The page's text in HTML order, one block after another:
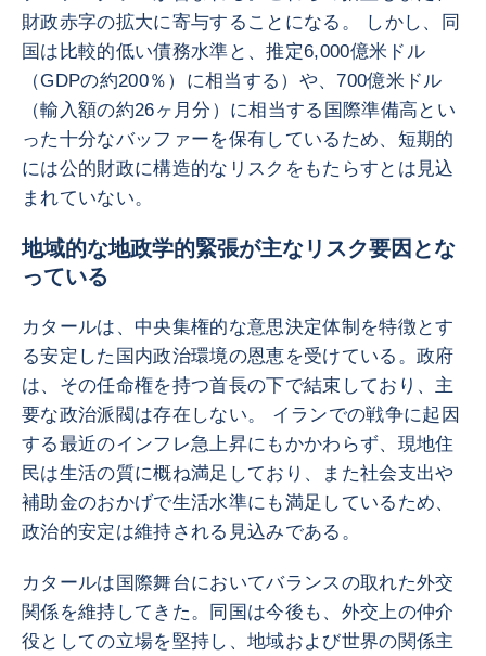
財政赤字の拡大に寄与することになる。 しかし、同
国は比較的低い債務水準と、推定6,000億米ドル
（GDPの約200％）に相当する）や、700億米ドル
（輸入額の約26ヶ月分）に相当する国際準備高とい
った十分なバッファーを保有しているため、短期的
には公的財政に構造的なリスクをもたらすとは見込
まれていない。
地域的な地政学的緊張が主なリスク要因とな
っている
カタールは、中央集権的な意思決定体制を特徴とす
る安定した国内政治環境の恩恵を受けている。政府
は、その任命権を持つ首長の下で結束しており、主
要な政治派閥は存在しない。 イランでの戦争に起因
する最近のインフレ急上昇にもかかわらず、現地住
民は生活の質に概ね満足しており、また社会支出や
補助金のおかげで生活水準にも満足しているため、
政治的安定は維持される見込みである。
カタールは国際舞台においてバランスの取れた外交
関係を維持してきた。同国は今後も、外交上の仲介
役としての立場を堅持し、地域および世界の関係主